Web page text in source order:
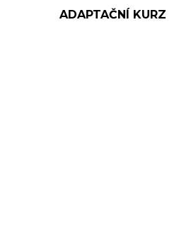
ADAPTAČNÍ KURZ